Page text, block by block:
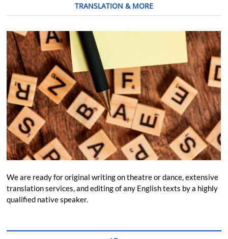
TRANSLATION & MORE
We are ready for original writing on theatre or dance, extensive
translation services, and editing of any English texts by a highly
qualified native speaker.